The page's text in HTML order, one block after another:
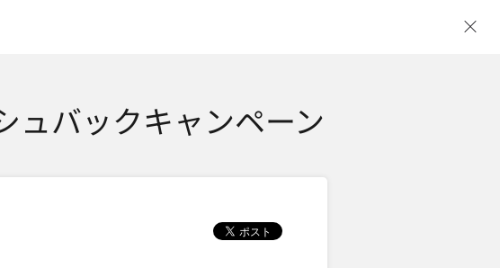
ュバックキャンペーン